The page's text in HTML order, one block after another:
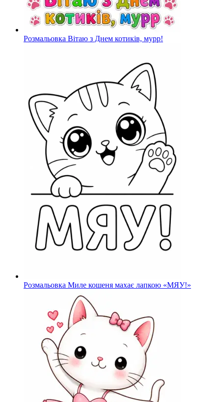
Розмальовка Вітаю з Днем котиків, мурр!
Розмальовка Миле кошеня махає лапкою «МЯУ!»